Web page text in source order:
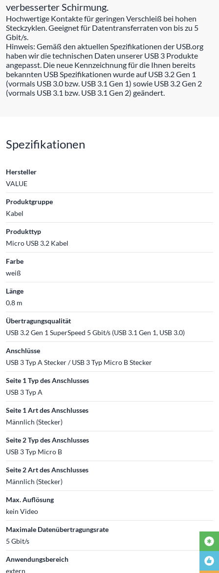
verbesserter Schirmung.
Hochwertige Kontakte für geringen Verschleiß bei hohen
Steckzyklen. Geeignet für Datentransferraten von bis zu 5
Gbit/s.
Hinweis: Gemäß den aktuellen Spezifikationen der USB.org
haben wir die technischen Daten unserer USB 3 Produkte
angepasst. Die neue Kennzeichnung für die Ihnen bereits
bekannten USB Spezifikationen wurde auf USB 3.2 Gen 1
(vormals USB 3.0 bzw. USB 3.1 Gen 1) sowie USB 3.2 Gen 2
(vormals USB 3.1 bzw. USB 3.1 Gen 2) geändert.
Spezifikationen
Hersteller
VALUE
Produktgruppe
Kabel
Produkttyp
Micro USB 3.2 Kabel
Farbe
weiß
Länge
0.8 m
Übertragungsqualität
USB 3.2 Gen 1 SuperSpeed 5 Gbit/s (USB 3.1 Gen 1, USB 3.0)
Anschlüsse
USB 3 Typ A Stecker / USB 3 Typ Micro B Stecker
Seite 1 Typ des Anschlusses
USB 3 Typ A
Seite 1 Art des Anschlusses
Männlich (Stecker)
Seite 2 Typ des Anschlusses
USB 3 Typ Micro B
Seite 2 Art des Anschlusses
Männlich (Stecker)
Max. Auflösung
kein Video
Maximale Datenübertragungsrate
5 Gbit/s
Anwendungsbereich
extern